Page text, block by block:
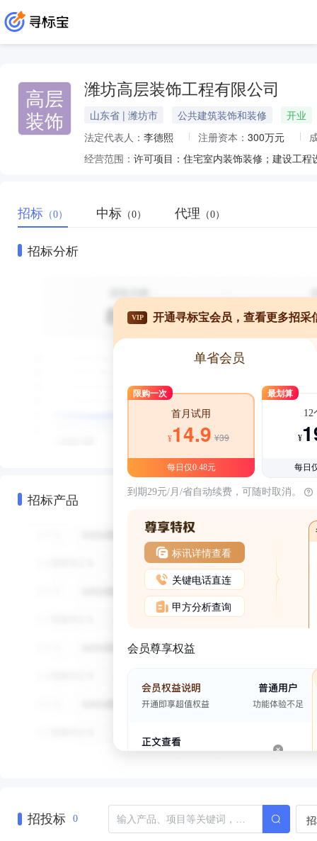
高层
装饰
潍坊高层装饰工程有限公司
山东省 | 潍坊市 公共建筑装饰和装修
开业
法定代表人： 李德熙 注册资本： 300万元
经营范围：
招标 （0） 中标 （0） 代理 （0）
招标分析
招标产品
VIP 开通寻标宝会员，查看更多招采
单省会员
限购一次
首月试用
¥14.9 ¥39
每日仅0.48元
最划算
12
¥
每日
到期29元/月/省自动续费，可随时取消。
标讯详情查看
关键电话直连
甲方分析查询
会员尊享权益
招投标 0